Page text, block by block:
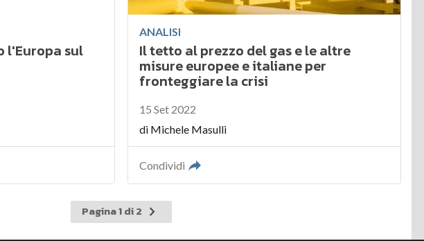
l'Europa sul
ANALISI
Il tetto al prezzo del gas e le altre
misure europee e italiane per
fronteggiare la crisi
15 Set 2022
di Michele Masulli
Condividi
Pagina 1 di 2 Pagina
successiva